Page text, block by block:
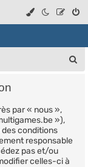
un nouvel onglet)
par « nous »,
»),
conditions
responsable
pas et/ou
celles-ci à